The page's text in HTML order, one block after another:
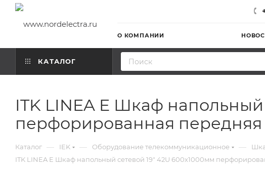
О КОМПАНИИ
КАТАЛОГ
ITK LINEA E Шкаф напольный
перфорированная передняя
Каталог — IEK — Оборудование телекоммуникационное —
ITK LINEA E Шкаф напольный сетевой 19" 42U 600х1000мм